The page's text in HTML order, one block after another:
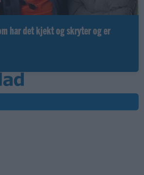
har det kjekt og skryter og er